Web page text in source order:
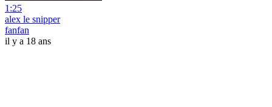
1:25
alex le snipper
fanfan
il y a 18 ans